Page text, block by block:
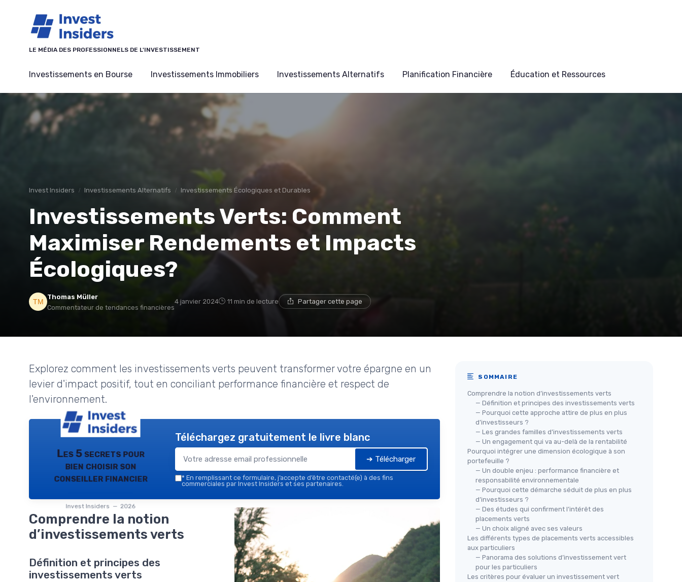
LE MÉDIA DES PROFESSIONNELS DE L'INVESTISSEMENT
Investissements en Bourse Investissements Immobiliers Investissements Alternatifs Planification Financière Éducation et Ressources
Invest Insiders Investissements Alternatifs Investissements Écologiques et Durables
Investissements Verts: Comment
Maximiser Rendements et Impacts
Écologiques?
Thomas Müller
Commentateur de tendances financières
4 janvier 2024 11 min de lecture Partager cette page
Explorez comment les investissements verts peuvent transformer votre épargne en un
levier d'impact positif, tout en conciliant performance financière et respect de
l'environnement.
Les 5 secrets pour
bien choisir son
conseiller financier
Invest Insiders — 2026
Téléchargez gratuitement le livre blanc
➔ Télécharger
* En remplissant ce formulaire, j’accepte d’être contacté(e) à des fins
commerciales par Invest Insiders et ses partenaires.
Comprendre la notion
d’investissements verts
Définition et principes des
investissements verts
SOMMAIRE
Comprendre la notion d’investissements verts
— Définition et principes des investissements verts
— Pourquoi cette approche attire de plus en plus
d’investisseurs ?
— Les grandes familles d’investissements verts
— Un engagement qui va au-delà de la rentabilité
Pourquoi intégrer une dimension écologique à son
portefeuille ?
— Un double enjeu : performance financière et
responsabilité environnementale
— Pourquoi cette démarche séduit de plus en plus
d’investisseurs ?
— Des études qui confirment l’intérêt des
placements verts
— Un choix aligné avec ses valeurs
Les différents types de placements verts accessibles
aux particuliers
— Panorama des solutions d’investissement vert
pour les particuliers
Les critères pour évaluer un investissement vert